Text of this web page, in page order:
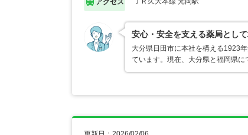
安心・安全を支える薬局とし
大分県日田市に本社を構える1923
ています。現在、大分県と福岡県